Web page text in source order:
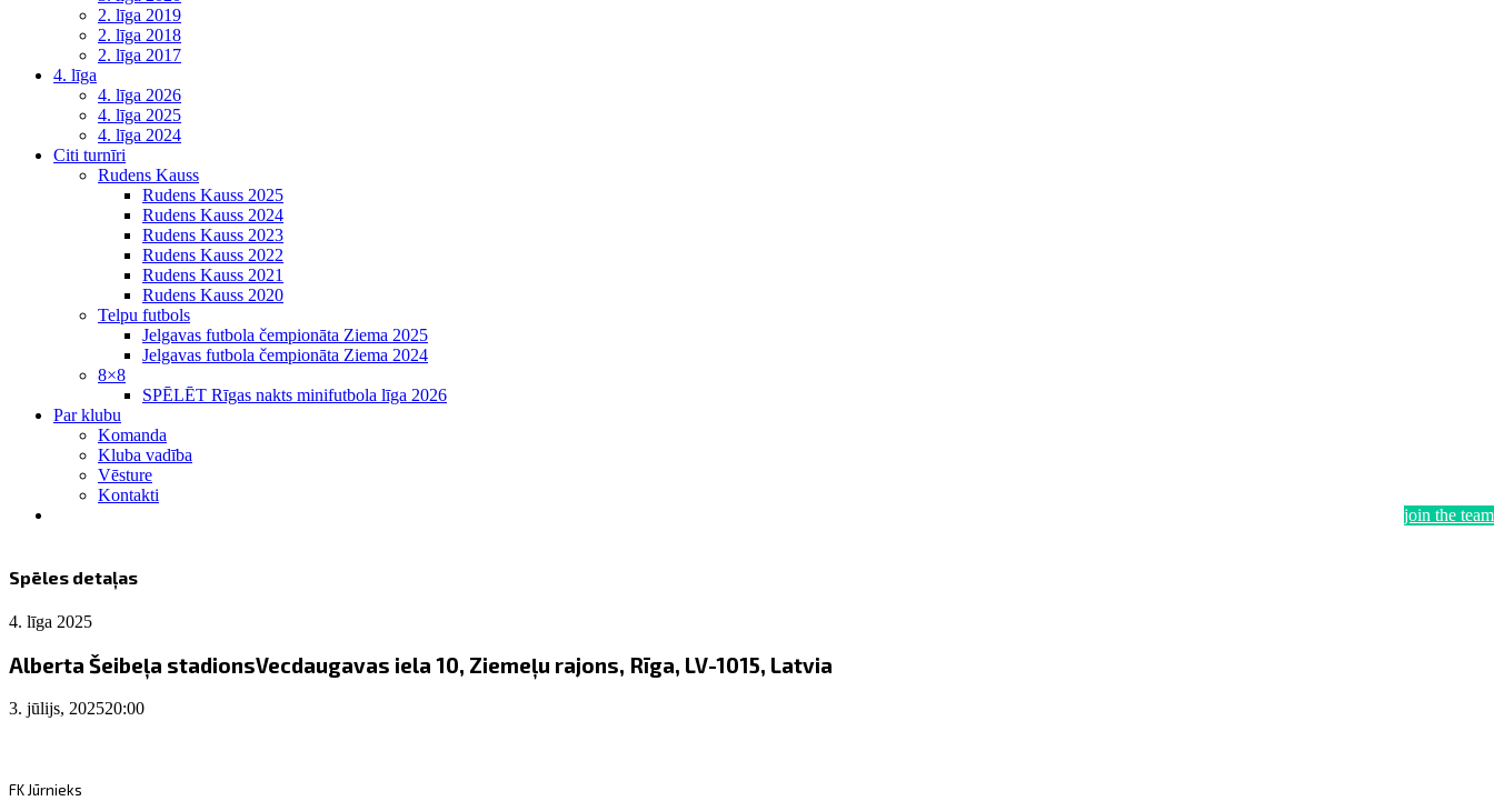
2. līga 2019
2. līga 2018
2. līga 2017
4. līga
4. līga 2026
4. līga 2025
4. līga 2024
Citi turnīri
Rudens Kauss
Rudens Kauss 2025
Rudens Kauss 2024
Rudens Kauss 2023
Rudens Kauss 2022
Rudens Kauss 2021
Rudens Kauss 2020
Telpu futbols
Jelgavas futbola čempionāta Ziema 2025
Jelgavas futbola čempionāta Ziema 2024
8×8
SPĒLĒT Rīgas nakts minifutbola līga 2026
Par klubu
Komanda
Kluba vadība
Vēsture
Kontakti
join the team
Spēles detaļas
4. līga 2025
Alberta Šeibeļa stadionsVecdaugavas iela 10, Ziemeļu rajons, Rīga, LV-1015, Latvia
3. jūlijs, 202520:00
FK Jūrnieks